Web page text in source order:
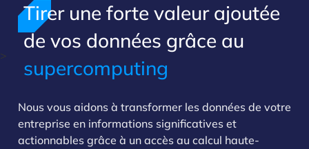
>
Tirer une forte valeur ajoutée
de vos données grâce au
supercomputing
Nous vous aidons à transformer les données de votre
entreprise en informations significatives et
actionnables grâce à un accès au calcul haute-